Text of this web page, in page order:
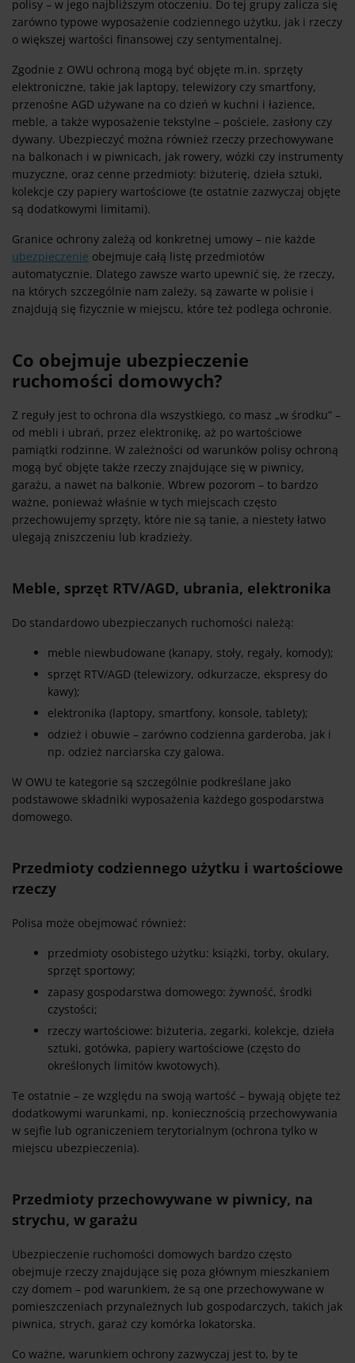
polisy – w jego najbliższym otoczeniu. Do tej grupy zalicza się
zarówno typowe wyposażenie codziennego użytku, jak i rzeczy
o większej wartości finansowej czy sentymentalnej.
Zgodnie z OWU ochroną mogą być objęte m.in. sprzęty
elektroniczne, takie jak laptopy, telewizory czy smartfony,
przenośne AGD używane na co dzień w kuchni i łazience,
meble, a także wyposażenie tekstylne – pościele, zasłony czy
dywany. Ubezpieczyć można również rzeczy przechowywane
na balkonach i w piwnicach, jak rowery, wózki czy instrumenty
muzyczne, oraz cenne przedmioty: biżuterię, dzieła sztuki,
kolekcje czy papiery wartościowe (te ostatnie zazwyczaj objęte
są dodatkowymi limitami).
Granice ochrony zależą od konkretnej umowy – nie każde
ubezpieczenie obejmuje całą listę przedmiotów
automatycznie. Dlatego zawsze warto upewnić się, że rzeczy,
na których szczególnie nam zależy, są zawarte w polisie i
znajdują się fizycznie w miejscu, które też podlega ochronie.
Co obejmuje ubezpieczenie
ruchomości domowych?
Z reguły jest to ochrona dla wszystkiego, co masz „w środku” –
od mebli i ubrań, przez elektronikę, aż po wartościowe
pamiątki rodzinne. W zależności od warunków polisy ochroną
mogą być objęte także rzeczy znajdujące się w piwnicy,
garażu, a nawet na balkonie. Wbrew pozorom – to bardzo
ważne, ponieważ właśnie w tych miejscach często
przechowujemy sprzęty, które nie są tanie, a niestety łatwo
ulegają zniszczeniu lub kradzieży.
Meble, sprzęt RTV/AGD, ubrania, elektronika
Do standardowo ubezpieczanych ruchomości należą:
meble niewbudowane (kanapy, stoły, regały, komody);
sprzęt RTV/AGD (telewizory, odkurzacze, ekspresy do
kawy);
elektronika (laptopy, smartfony, konsole, tablety);
odzież i obuwie – zarówno codzienna garderoba, jak i
np. odzież narciarska czy galowa.
W OWU te kategorie są szczególnie podkreślane jako
podstawowe składniki wyposażenia każdego gospodarstwa
domowego.
Przedmioty codziennego użytku i wartościowe
rzeczy
Polisa może obejmować również:
przedmioty osobistego użytku: książki, torby, okulary,
sprzęt sportowy;
zapasy gospodarstwa domowego: żywność, środki
czystości;
rzeczy wartościowe: biżuteria, zegarki, kolekcje, dzieła
sztuki, gotówka, papiery wartościowe (często do
określonych limitów kwotowych).
Te ostatnie – ze względu na swoją wartość – bywają objęte też
dodatkowymi warunkami, np. koniecznością przechowywania
w sejfie lub ograniczeniem terytorialnym (ochrona tylko w
miejscu ubezpieczenia).
Przedmioty przechowywane w piwnicy, na
strychu, w garażu
Ubezpieczenie ruchomości domowych bardzo często
obejmuje rzeczy znajdujące się poza głównym mieszkaniem
czy domem – pod warunkiem, że są one przechowywane w
pomieszczeniach przynależnych lub gospodarczych, takich jak
piwnica, strych, garaż czy komórka lokatorska.
Co ważne, warunkiem ochrony zazwyczaj jest to, by te